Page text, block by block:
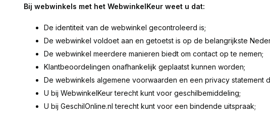
Bij webwinkels met het WebwinkelKeur weet u dat:
De identiteit van de webwinkel gecontroleerd is;
De webwinkel voldoet aan en getoetst is op de belangrijkste
De webwinkel meerdere manieren biedt om contact op te nemen;
Klantbeoordelingen onafhankelijk geplaatst kunnen worden;
De webwinkels algemene voorwaarden en een privacy statement
U bij WebwinkelKeur terecht kunt voor geschilbemiddeling;
U bij GeschilOnline.nl terecht kunt voor een bindende uitspraak;